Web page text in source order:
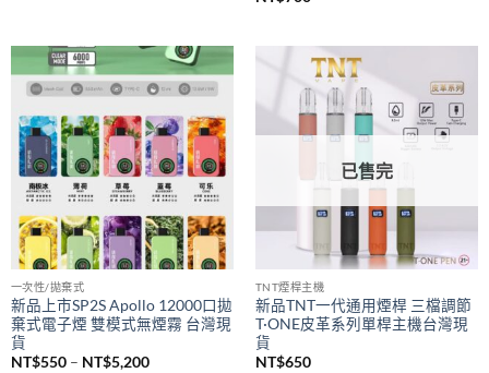
一次性/拋棄式
新品上市SP2S Apollo 12000口拋
棄式電子煙 雙模式無煙霧 台灣現
貨
NT$550 – NT$5,200價
已售完
TNT煙桿主機
新品TNT一代通用煙桿 三檔調節
T·ONE皮革系列單桿主機台灣現
貨
NT$650